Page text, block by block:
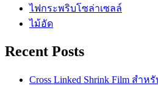
ไฟกระพริบโซล่าเซลล์
ไม้อัด
Recent Posts
Cross Linked Shrink Film สำ